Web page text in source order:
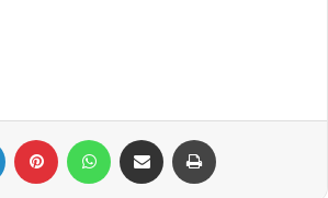
LinkedIn Pinterest WhatsAppE-Posta ile paylaş